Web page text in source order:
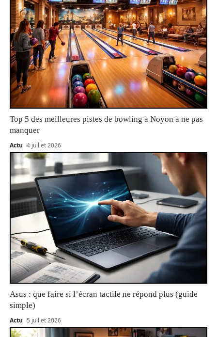
Top 5 des meilleures pistes de bowling à Noyon à ne pas
manquer
Actu 4 juillet 2026
Asus : que faire si l’écran tactile ne répond plus (guide
simple)
Actu 5 juillet 2026